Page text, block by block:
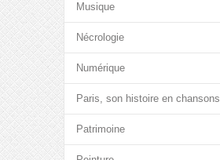
Musique
Nécrologie
Numérique
Paris, son histoire en chansons
Patrimoine